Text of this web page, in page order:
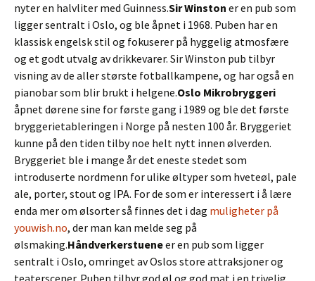
nyter en halvliter med Guinness.Sir Winston er en pub som
ligger sentralt i Oslo, og ble åpnet i 1968. Puben har en
klassisk engelsk stil og fokuserer på hyggelig atmosfære
og et godt utvalg av drikkevarer. Sir Winston pub tilbyr
visning av de aller største fotballkampene, og har også en
pianobar som blir brukt i helgene.Oslo Mikrobryggeri
åpnet dørene sine for første gang i 1989 og ble det første
bryggerietableringen i Norge på nesten 100 år. Bryggeriet
kunne på den tiden tilby noe helt nytt innen ølverden.
Bryggeriet ble i mange år det eneste stedet som
introduserte nordmenn for ulike øltyper som hveteøl, pale
ale, porter, stout og IPA. For de som er interessert i å lære
enda mer om ølsorter så finnes det i dag muligheter på
youwish.no, der man kan melde seg på
ølsmaking.Håndverkerstueneer en pub som ligger
sentralt i Oslo, omringet av Oslos store attraksjoner og